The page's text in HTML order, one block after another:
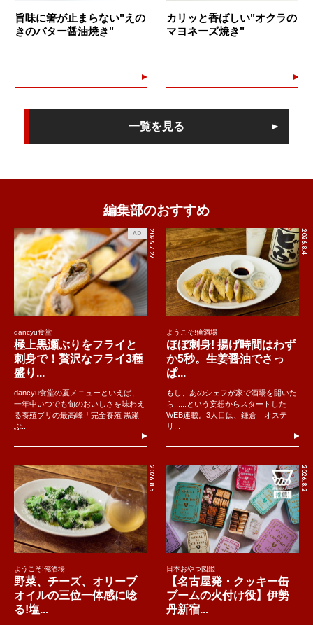
旨味に箸が止まらない"えの
きのバター醤油焼き"
カリッと香ばしい"オクラの
マヨネーズ焼き"
一覧を見る
編集部のおすすめ
2026.7.27
AD
dancyu食堂
極上黒瀬ぶりをフライと
刺身で！贅沢なフライ3種
盛り...
dancyu食堂の夏メニューといえば、
一年中いつでも旬のおいしさを味わえ
る養殖ブリの最高峰「完全養殖 黒瀬
ぶ..
2026.8.4
ようこそ!俺酒場
ほぼ刺身! 揚げ時間はわず
か5秒。生姜醤油でさっ
ぱ...
もし、あのシェフが家で酒場を開いた
ら......という妄想からスタートした
WEB連載。3人目は、鎌倉「オステ
リ...
2026.8.5
ようこそ!俺酒場
野菜、チーズ、オリーブ
オイルの三位一体感に唸
る!塩...
2026.8.2
日本おやつ図鑑
【名古屋発・クッキー缶
ブームの火付け役】伊勢
丹新宿...